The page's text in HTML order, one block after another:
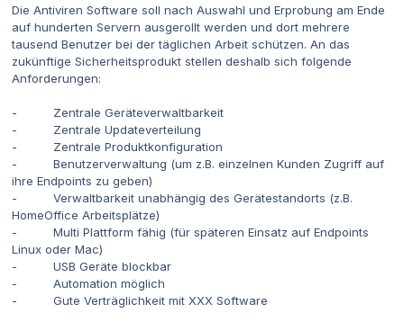
Die Antiviren Software soll nach Auswahl und Erprobung am Ende
auf hunderten Servern ausgerollt werden und dort mehrere
tausend Benutzer bei der täglichen Arbeit schützen. An das
zukünftige Sicherheitsprodukt stellen deshalb sich folgende
Anforderungen:
- Zentrale Geräteverwaltbarkeit
- Zentrale Updateverteilung
- Zentrale Produktkonfiguration
- Benutzerverwaltung (um z.B. einzelnen Kunden Zugriff auf
ihre Endpoints zu geben)
- Verwaltbarkeit unabhängig des Gerätestandorts (z.B.
HomeOffice Arbeitsplätze)
- Multi Plattform fähig (für späteren Einsatz auf Endpoints
Linux oder Mac)
- USB Geräte blockbar
- Automation möglich
- Gute Verträglichkeit mit XXX Software